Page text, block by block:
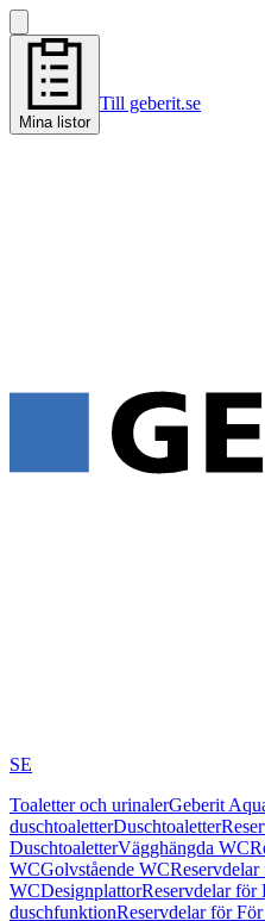
Mina listor
Till geberit.se
SE
Toaletter och urinalerGeberit
duschtoaletterDuschtoaletter
DuschtoaletterVägghängda WC
WCGolvstående WC
WCDesignplattorReservdelar för
duschfunktionReservdelar för